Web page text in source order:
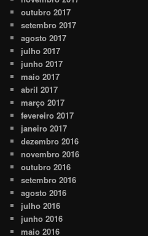
outubro 2017
setembro 2017
agosto 2017
julho 2017
junho 2017
maio 2017
abril 2017
março 2017
fevereiro 2017
janeiro 2017
dezembro 2016
novembro 2016
outubro 2016
setembro 2016
agosto 2016
julho 2016
junho 2016
maio 2016